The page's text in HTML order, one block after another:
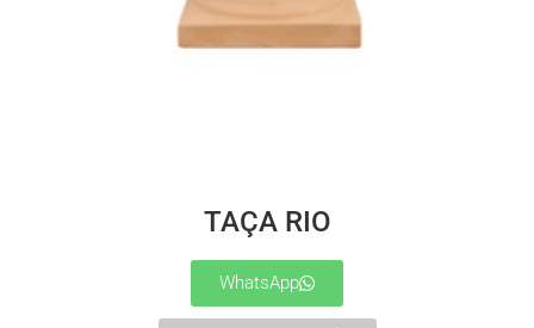
TAÇA RIO
WhatsApp